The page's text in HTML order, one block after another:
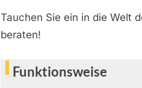
Tauchen Sie ein in die Welt
beraten!
Funktionsweise